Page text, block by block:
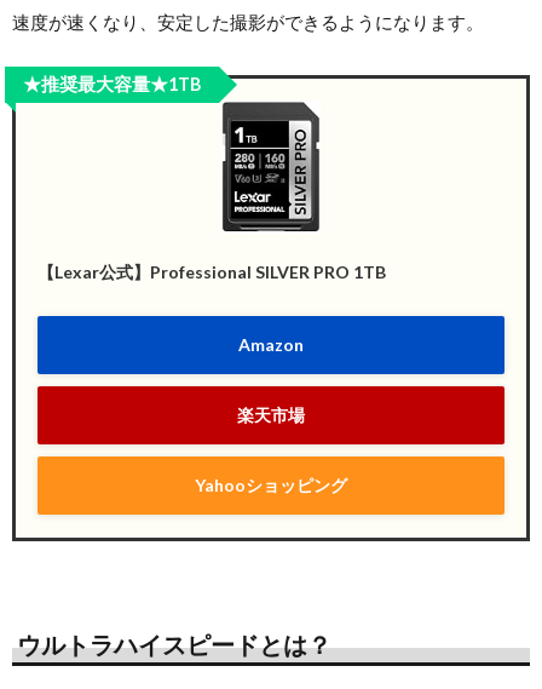
速度が速くなり、安定した撮影ができるようになります。
【Lexar公式】Professional SILVER PRO 1TB
Amazon
楽天市場
Yahooショッピング
★推奨最大容量★1TB
ウルトラハイスピードとは？